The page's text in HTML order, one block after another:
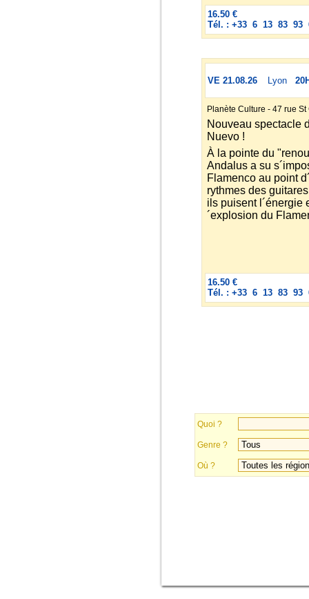
16.50 €
Tél. : +33 6 13 83 93
VE 21.08.26 Lyon
Planète Culture - 47 rue St
Nouveau spectacle
Nuevo !
À la pointe du
Andalus a su
Flamenco au point
rythmes des
ils puisent l´énergie
´explosion du
16.50 €
Tél. : +33 6 13 83 93
Quoi ?
Genre ?
Où ?